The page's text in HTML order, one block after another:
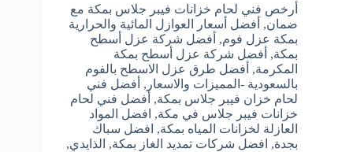
أرخص فني لحام خزانات فيبر جلاس بمكة مع
ضمان, أفضل أسعار العوازل المائية والحرارية
بمكة عزل فوم, أفضل شركة عزل أسطح
بمكة, أفضل شركة عزل أسطح بمكة
المكرمة, أفضل طرق عزل الاسطح بالفوم
بالسعودية -المميزات والاسعار , أفضل فني
لحام خزان فيبر جلاس بمكة, أفضل فني لحام
خزانات فيبر جلاس في مكة, افضل المواد
العازلة لخزانات المياه بمكة, افضل سباك
بجدة, افضل شركات تمديد الغاز بمكة, الذايدي,